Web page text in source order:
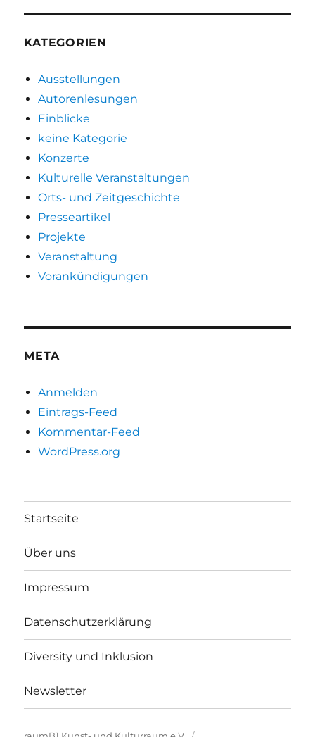
KATEGORIEN
Ausstellungen
Autorenlesungen
Einblicke
keine Kategorie
Konzerte
Kulturelle Veranstaltungen
Orts- und Zeitgeschichte
Presseartikel
Projekte
Veranstaltung
Vorankündigungen
META
Anmelden
Eintrags-Feed
Kommentar-Feed
WordPress.org
Startseite
Über uns
Impressum
Datenschutzerklärung
Diversity und Inklusion
Newsletter